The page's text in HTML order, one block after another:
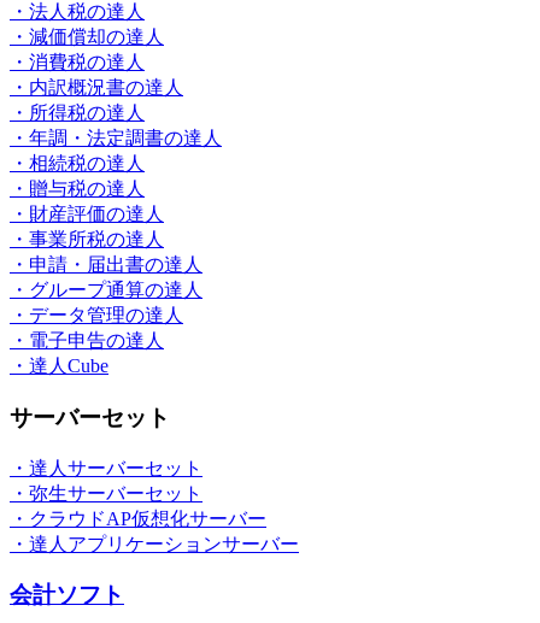
・法人税の達人
・減価償却の達人
・消費税の達人
・内訳概況書の達人
・所得税の達人
・年調・法定調書の達人
・相続税の達人
・贈与税の達人
・財産評価の達人
・事業所税の達人
・申請・届出書の達人
・グループ通算の達人
・データ管理の達人
・電子申告の達人
・達人Cube
サーバーセット
・達人サーバーセット
・弥生サーバーセット
・クラウドAP仮想化サーバー
・達人アプリケーションサーバー
会計ソフト